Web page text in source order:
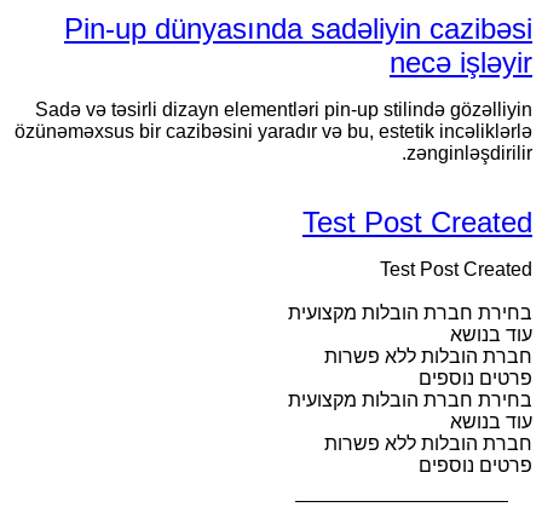
Pin-up dünyasında sadəliyin cazibəsi
necə işləyir
Sadə və təsirli dizayn elementləri pin-up stilində gözəlliyin
özünəməxsus bir cazibəsini yaradır və bu, estetik incəliklərlə
zənginləşdirilir.
Test Post Created
Test Post Created
בחירת חברת הובלות מקצועית
עוד בנושא
חברת הובלות ללא פשרות
פרטים נוספים
בחירת חברת הובלות מקצועית
עוד בנושא
חברת הובלות ללא פשרות
פרטים נוספים